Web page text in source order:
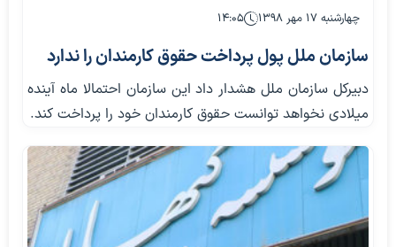
چهارشنبه ۱۷ مهر ۱۳۹۸ ۱۴:۰۵
سازمان ملل پول پرداخت حقوق کارمندان را ندارد
دبیرکل سازمان ملل هشدار داد این سازمان احتمالا ماه آینده
میلادی نخواهد توانست حقوق کارمندان خود را پرداخت کند.